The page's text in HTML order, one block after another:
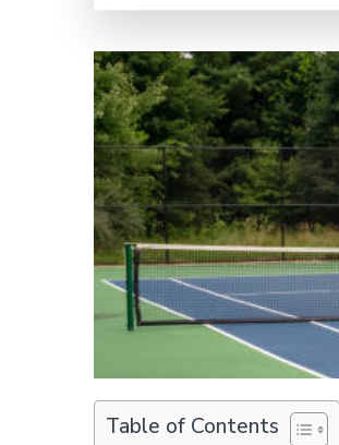
Table of Contents